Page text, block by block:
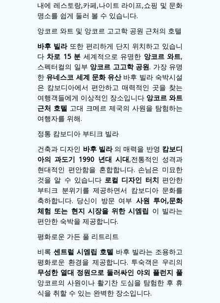
내에 레스토랑,카페,나이트 라이프,쇼핑 및 문화
명소를 쉽게 둘러 볼 수 있습니다.
앙코르 와트 및 앙코르 고고학 공원 근처의 호텔
바후 빌라또한 편리하게 단지 위치하고 있습니
다 차로 15 분 세계적으로 유명한 앙코르 와트,
스펙터컬의 일부 앙코르 고고학 공원. 가장 유명
한 유네스코 세계 문화 유산바후 빌라 숙박시설
은 캄보디아에서 편안하고 매력적인 곳을 찾는
여행객들에게 이상적인 장소입니다 앙코르 와트
근처 호텔 고대 크메르 제국의 사원을 탐험하는
여행자를 위해.
정통 캄보디아 부티크 빌라
건축과 디자인 바후 빌라의 매력을 반영 캄보디
아의 과도기 1990 년대 시대,전통적인 성격과
현대적인 편안함을 혼합합니다. 손님은 미묘한
것을 알 수 있습니다 로컬 디자인 터치 편안한
부티크 분위기를 제공하면서 캄보디아 문화를
축하합니다. 당신이 방문 여부 사원 투어,문화
체험 또는 현지 시장을 위한 시엠립 이 빌라는
편안한 숙박을 제공합니다.
평화로운 가든 풀 리트리트
비록 센트럴 시엠립 호텔 바후 빌라는 조용하고
평화로운 환경을 제공합니다. 투숙객은 우리의
무성한 열대 정원으로 둘러싸인 야외 플런지 풀
앙코르의 사원이나 활기찬 도심을 탐험한 후 휴
식을 취할 수 있는 완벽한 장소입니다.